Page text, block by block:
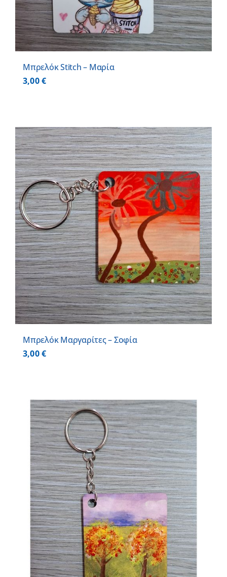
Μπρελόκ Stitch – Μαρία
3,00€
Μπρελόκ Μαργαρίτες – Σοφία
3,00€